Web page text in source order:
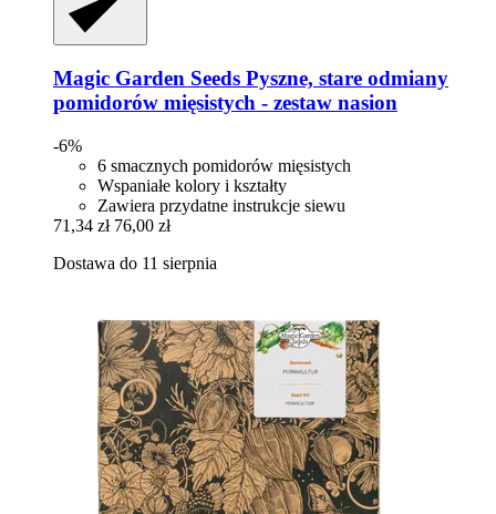
Magic Garden Seeds Pyszne, stare odmiany
pomidorów mięsistych -​ zestaw nasion
-6%
6 smacznych pomidorów mięsistych
Wspaniałe kolory i kształty
Zawiera przydatne instrukcje siewu
71,34 zł 76,00 zł
Dostawa do 11 sierpnia